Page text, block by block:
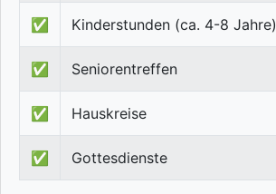
✅ Kinderstunden (ca. 4-8 Jahre)
✅ Seniorentreffen
✅ Hauskreise
✅ Gottesdienste